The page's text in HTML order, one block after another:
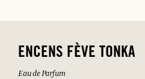
ENCENS FÈVE TONKA
Eau de Parfum